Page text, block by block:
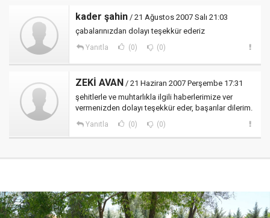
kader şahin / 21 Ağustos 2007 Salı 21:03
çabalarınızdan dolayı teşekkür ederiz
Yanıtla (0) (0)
ZEKİ AVAN / 21 Haziran 2007 Perşembe 17:31
şehitlerle ve muhtarlıkla ilgili haberlerimize ver
vermenizden dolayı teşekkür eder, başarılar dilerim.
Yanıtla (0) (0)